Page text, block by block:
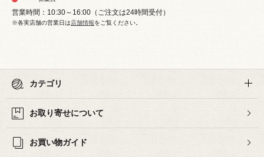
営業時間：10:30～16:00（ご注文は24時間受付）
※各実店舗の営業日は店舗情報をご覧ください。
カテゴリ
お取り寄せについて
お買い物ガイド